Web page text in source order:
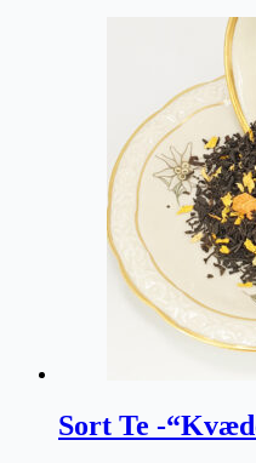
Sort Te -